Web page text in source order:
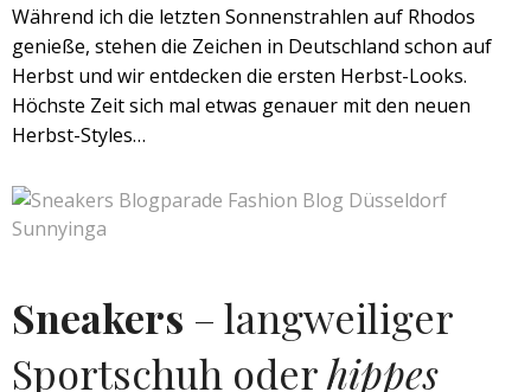
Während ich die letzten Sonnenstrahlen auf Rhodos
genieße, stehen die Zeichen in Deutschland schon auf
Herbst und wir entdecken die ersten Herbst-Looks.
Höchste Zeit sich mal etwas genauer mit den neuen
Herbst-Styles…
Sneakers – langweiliger
Sportschuh oderhippes